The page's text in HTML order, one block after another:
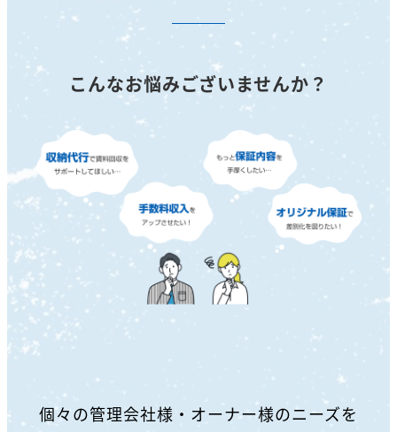
こんなお悩みございませんか？
個々の管理会社様・オーナー様のニーズを